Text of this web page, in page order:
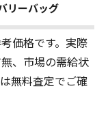
リーバッグ
価格です。実際
、市場の需給状
無料査定でご確